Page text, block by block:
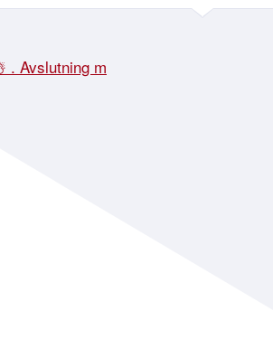
Avslutning m